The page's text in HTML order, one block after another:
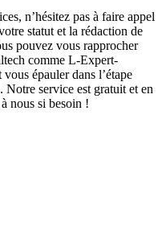
n’hésitez pas à faire appel
statut et la rédaction de
pouvez vous rapprocher
comme L-Expert-
épauler dans l’étape
Notre service est gratuit et en
nous si besoin !